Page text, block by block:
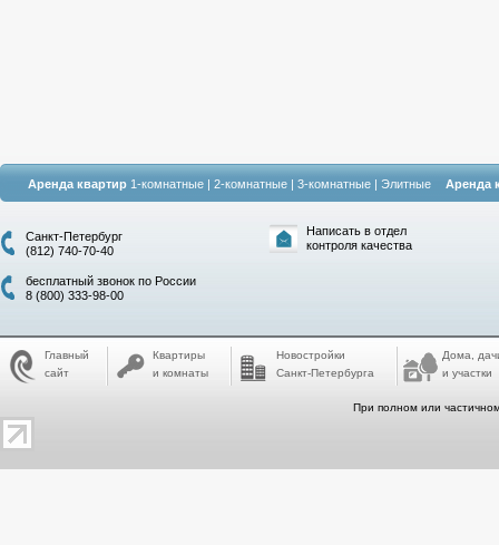
Аренда квартир 1-комнатные | 2-комнатные | 3-комнатные | Элитные Аренда
Санкт-Петербург
(812) 740-70-40
бесплатный звонок по России
8 (800) 333-98-00
Написать в отдел
контроля качества
Главный
сайт
Квартиры
и комнаты
Новостройки
Санкт-Петербурга
Дома,
и участки
При полном или